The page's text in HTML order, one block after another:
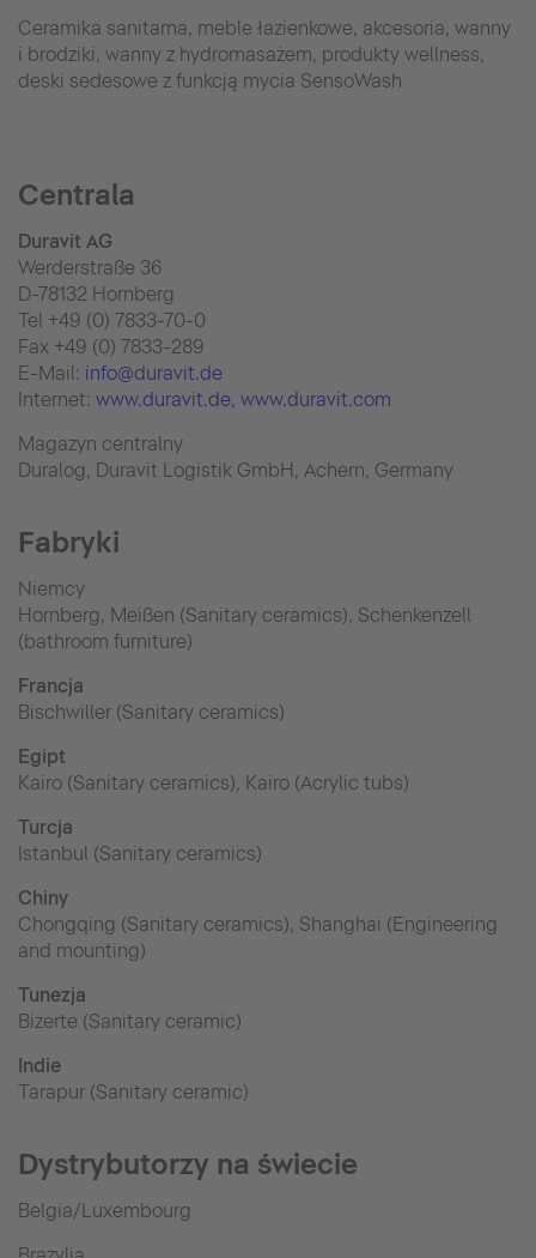
Ceramika sanitarna, meble łazienkowe, akcesoria, wanny
i brodziki, wanny z hydromasażem, produkty wellness,
deski sedesowe z funkcją mycia SensoWash
Centrala
Duravit AG
Werderstraße 36
D-78132 Hornberg
Tel +49 (0) 7833-70-0
Fax +49 (0) 7833-289
E-Mail: info@duravit.de
Internet: www.duravit.de, www.duravit.com
Magazyn centralny
Duralog, Duravit Logistik GmbH, Achern, Germany
Fabryki
Niemcy
Hornberg, Meißen (Sanitary ceramics), Schenkenzell
(bathroom furniture)
Francja
Bischwiller (Sanitary ceramics)
Egipt
Kairo (Sanitary ceramics), Kairo (Acrylic tubs)
Turcja
Istanbul (Sanitary ceramics)
Chiny
Chongqing (Sanitary ceramics), Shanghai (Engineering
and mounting)
Tunezja
Bizerte (Sanitary ceramic)
Indie
Tarapur (Sanitary ceramic)
Dystrybutorzy na świecie
Belgia/Luxembourg